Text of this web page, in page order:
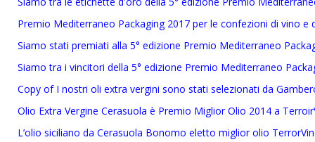
Premio Mediterraneo Packaging 2017 per le confezioni di vino e
Siamo stati premiati alla 5° edizione Premio Mediterraneo
Siamo tra i vincitori della 5° edizione Premio Mediterraneo
Copy of I nostri oli extra vergini sono stati selezionati da
Olio Extra Vergine Cerasuola è Premio Miglior Olio 2014 a
L’olio siciliano da Cerasuola Bonomo eletto miglior olio